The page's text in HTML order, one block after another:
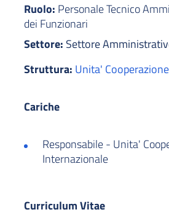
Ruolo: Personale Tecnico
dei Funzionari
Settore: Settore
Struttura: Unita'
Cariche
Responsabile - Unita'
Internazionale
Curriculum Vitae